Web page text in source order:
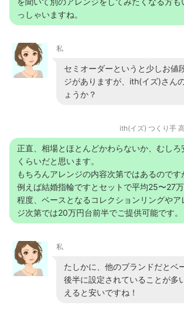
っしゃいますね。
私
セミオーダーというと少しお値
ジがありますが、ith(イズ)さん
ょうか？
ith(イズ) つくり手
正直、相場とほとんどかわらないか、むしろ
くらいだと思います。
もちろんアレンジの内容次第ではあるのです
例えば結婚指輪ですとセットで平均25〜27
程度、ベースとなるコレクションリングやア
ジ次第では20万円台前半でご提供可能です。
私
たしかに、他のブランドだとベ
後半に設定されていることが多
えると安いですね！